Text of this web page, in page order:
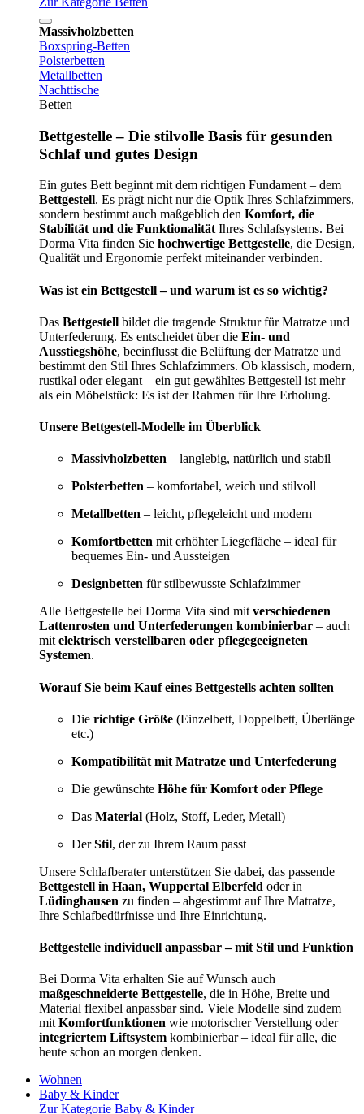
Massivholzbetten
Boxspring-Betten
Polsterbetten
Metallbetten
Nachttische
Betten
Bettgestelle – Die stilvolle Basis für gesunden
Schlaf und gutes Design
Ein gutes Bett beginnt mit dem richtigen Fundament – dem
Bettgestell. Es prägt nicht nur die Optik Ihres Schlafzimmers,
sondern bestimmt auch maßgeblich den Komfort, die
Stabilität und die Funktionalität Ihres Schlafsystems. Bei
Dorma Vita finden Sie hochwertige Bettgestelle, die Design,
Qualität und Ergonomie perfekt miteinander verbinden.
Was ist ein Bettgestell – und warum ist es so wichtig?
Das Bettgestell bildet die tragende Struktur für Matratze und
Unterfederung. Es entscheidet über die Ein- und
Ausstiegshöhe, beeinflusst die Belüftung der Matratze und
bestimmt den Stil Ihres Schlafzimmers. Ob klassisch, modern,
rustikal oder elegant – ein gut gewähltes Bettgestell ist mehr
als ein Möbelstück: Es ist der Rahmen für Ihre Erholung.
Unsere Bettgestell-Modelle im Überblick
Massivholzbetten – langlebig, natürlich und stabil
Polsterbetten – komfortabel, weich und stilvoll
Metallbetten – leicht, pflegeleicht und modern
Komfortbetten mit erhöhter Liegefläche – ideal für
bequemes Ein- und Aussteigen
Designbetten für stilbewusste Schlafzimmer
Alle Bettgestelle bei Dorma Vita sind mit verschiedenen
Lattenrosten und Unterfederungen kombinierbar – auch
mit elektrisch verstellbaren oder pflegegeeigneten
Systemen.
Worauf Sie beim Kauf eines Bettgestells achten sollten
Die richtige Größe (Einzelbett, Doppelbett, Überlänge
etc.)
Kompatibilität mit Matratze und Unterfederung
Die gewünschte Höhe für Komfort oder Pflege
Das Material (Holz, Stoff, Leder, Metall)
DerStil, der zu Ihrem Raum passt
Unsere Schlafberater unterstützen Sie dabei, das passende
Bettgestell in Haan, Wuppertal Elberfeld oder in
Lüdinghausen zu finden – abgestimmt auf Ihre Matratze,
Ihre Schlafbedürfnisse und Ihre Einrichtung.
Bettgestelle individuell anpassbar – mit Stil und Funktion
Bei Dorma Vita erhalten Sie auf Wunsch auch
maßgeschneiderte Bettgestelle, die in Höhe, Breite und
Material flexibel anpassbar sind. Viele Modelle sind zudem
mit Komfortfunktionen wie motorischer Verstellung oder
integriertem Liftsystem kombinierbar – ideal für alle, die
heute schon an morgen denken.
Wohnen
Baby & Kinder
Zur Kategorie Baby & Kinder